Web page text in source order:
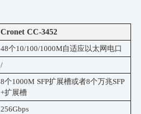
Cronet CC-3452
48个10/100/1000M自适应以太网 电口
/
8个1000M SFP扩展槽或者8个万兆SFP
+扩展槽
256Gbps